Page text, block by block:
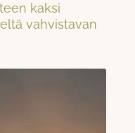
kaksi
vahvistavan